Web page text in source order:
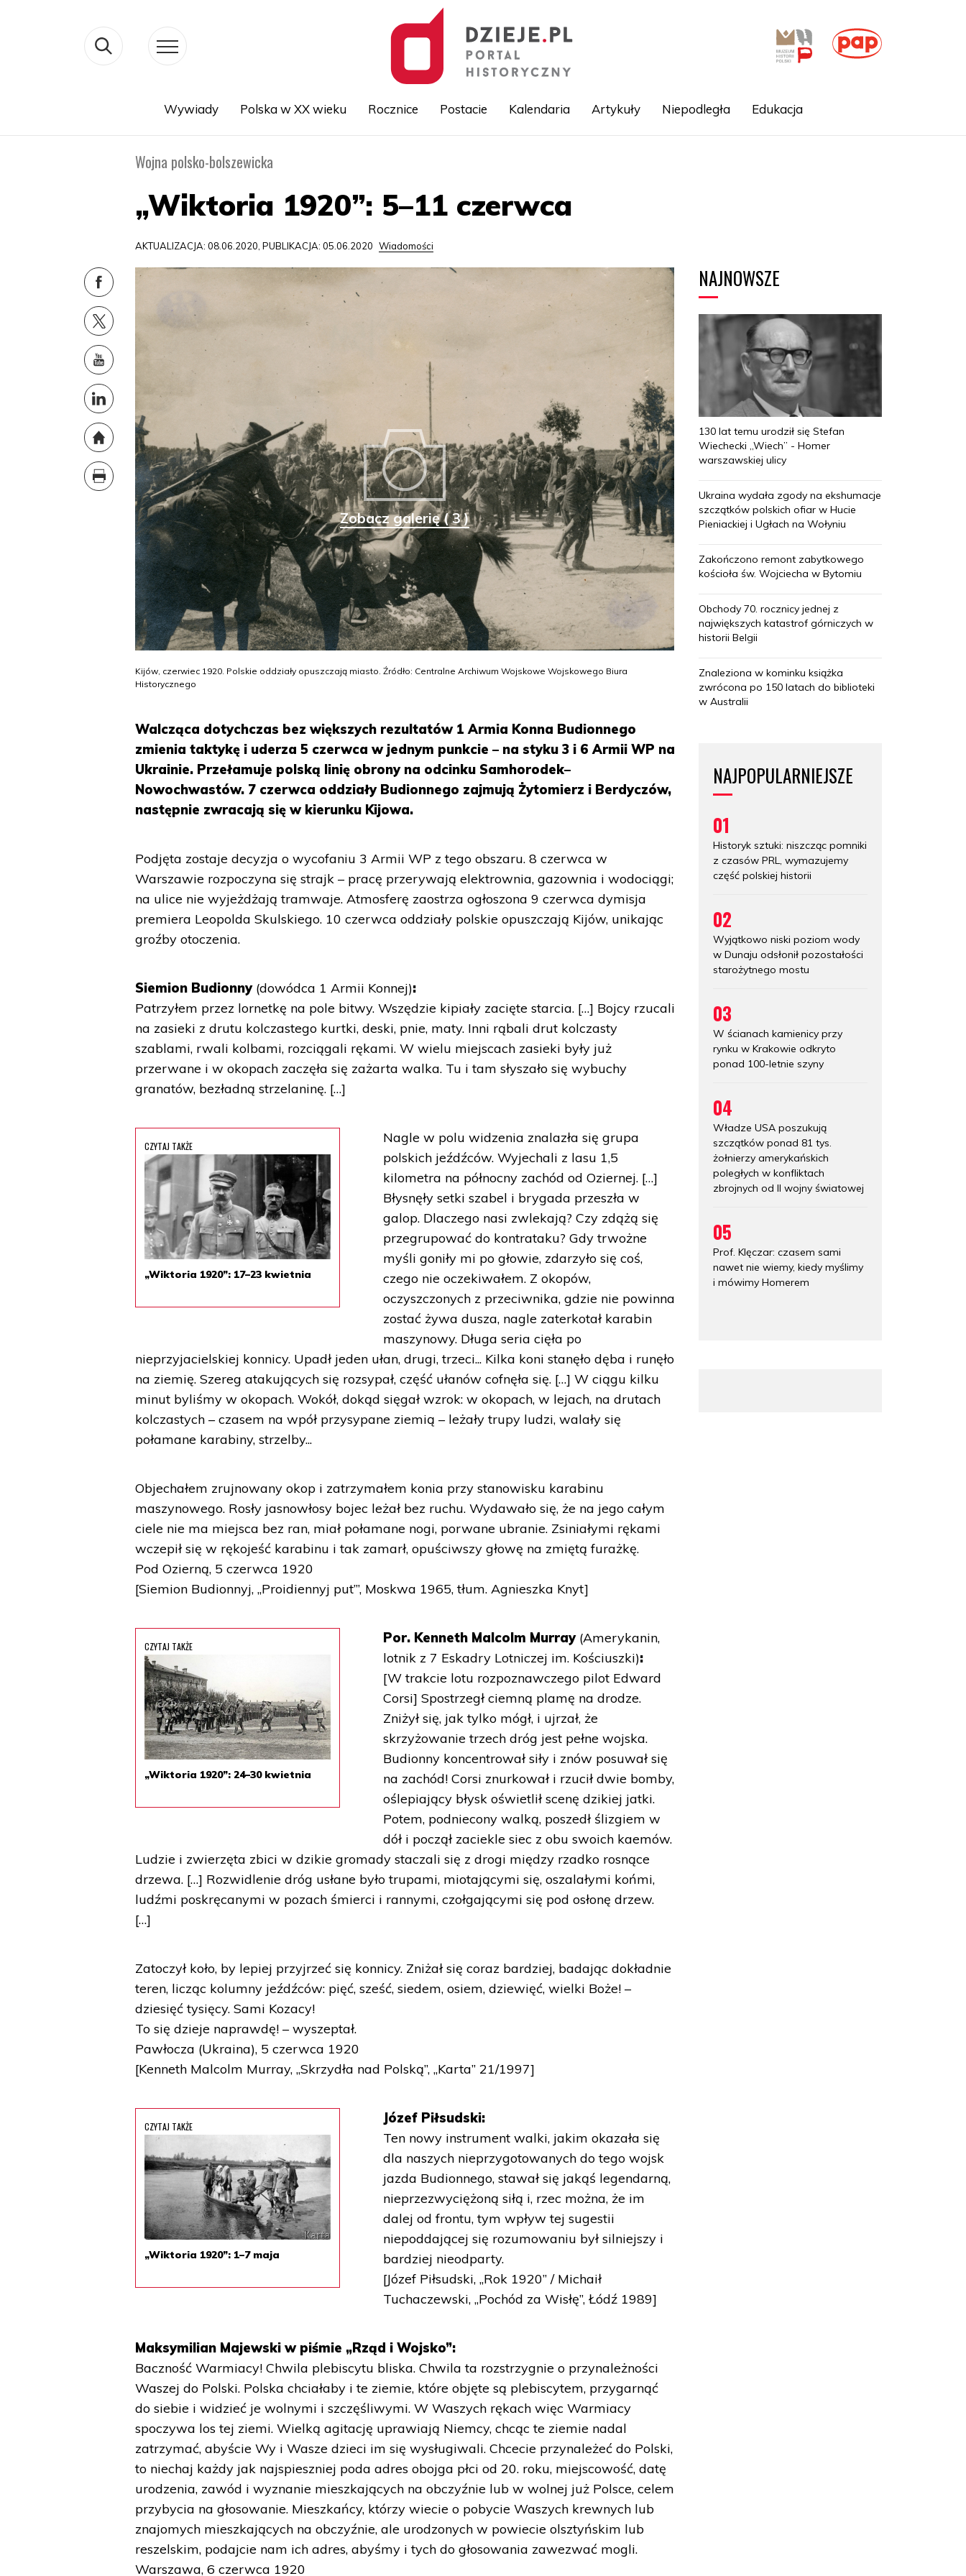
Wywiady Polska w XX wieku Rocznice Postacie Kalendaria Artykuły Niepodległa Edukacja
Wojna polsko-bolszewicka
„Wiktoria 1920”: 5–11 czerwca
AKTUALIZACJA: 08.06.2020, PUBLIKACJA: 05.06.2020 Wiadomości
Zobacz galerię ( 3 )
Kijów, czerwiec 1920. Polskie oddziały opuszczają miasto. Źródło: Centralne Archiwum Wojskowe Wojskowego Biura
Historycznego
Walcząca dotychczas bez większych rezultatów 1 Armia Konna Budionnego
zmienia taktykę i uderza 5 czerwca w jednym punkcie – na styku 3 i 6 Armii WP na
Ukrainie. Przełamuje polską linię obrony na odcinku Samhorodek–
Nowochwastów. 7 czerwca oddziały Budionnego zajmują Żytomierz i Berdyczów,
następnie zwracają się w kierunku Kijowa.
Podjęta zostaje decyzja o wycofaniu 3 Armii WP z tego obszaru. 8 czerwca w
Warszawie rozpoczyna się strajk – pracę przerywają elektrownia, gazownia i wodociągi;
na ulice nie wyjeżdżają tramwaje. Atmosferę zaostrza ogłoszona 9 czerwca dymisja
premiera Leopolda Skulskiego. 10 czerwca oddziały polskie opuszczają Kijów, unikając
groźby otoczenia.
Siemion Budionny(dowódca 1 Armii Konnej):
Patrzyłem przez lornetkę na pole bitwy. Wszędzie kipiały zacięte starcia. […] Bojcy rzucali
na zasieki z drutu kolczastego kurtki, deski, pnie, maty. Inni rąbali drut kolczasty
szablami, rwali kolbami, rozciągali rękami. W wielu miejscach zasieki były już
przerwane i w okopach zaczęła się zażarta walka. Tu i tam słyszało się wybuchy
granatów, bezładną strzelaninę. […]
CZYTAJ TAKŻE
„Wiktoria 1920”: 17–23 kwietnia
Nagle w polu widzenia znalazła się grupa
polskich jeźdźców. Wyjechali z lasu 1,5
kilometra na północny zachód od Oziernej. […]
Błysnęły setki szabel i brygada przeszła w
galop. Dlaczego nasi zwlekają? Czy zdążą się
przegrupować do kontrataku? Gdy trwożne
myśli goniły mi po głowie, zdarzyło się coś,
czego nie oczekiwałem. Z okopów,
oczyszczonych z przeciwnika, gdzie nie powinna
zostać żywa dusza, nagle zaterkotał karabin
maszynowy. Długa seria cięła po
nieprzyjacielskiej konnicy. Upadł jeden ułan, drugi, trzeci... Kilka koni stanęło dęba i runęło
na ziemię. Szereg atakujących się rozsypał, część ułanów cofnęła się. […] W ciągu kilku
minut byliśmy w okopach. Wokół, dokąd sięgał wzrok: w okopach, w lejach, na drutach
kolczastych – czasem na wpół przysypane ziemią – leżały trupy ludzi, walały się
połamane karabiny, strzelby...
Objechałem zrujnowany okop i zatrzymałem konia przy stanowisku karabinu
maszynowego. Rosły jasnowłosy bojec leżał bez ruchu. Wydawało się, że na jego całym
ciele nie ma miejsca bez ran, miał połamane nogi, porwane ubranie. Zsiniałymi rękami
wczepił się w rękojeść karabinu i tak zamarł, opuściwszy głowę na zmiętą furażkę.
Pod Ozierną, 5 czerwca 1920
[Siemion Budionnyj, „Proidiennyj put’”, Moskwa 1965, tłum. Agnieszka Knyt]
CZYTAJ TAKŻE
„Wiktoria 1920”: 24–30 kwietnia
Por. Kenneth Malcolm Murray (Amerykanin,
lotnik z 7 Eskadry Lotniczej im. Kościuszki):
[W trakcie lotu rozpoznawczego pilot Edward
Corsi] Spostrzegł ciemną plamę na drodze.
Zniżył się, jak tylko mógł, i ujrzał, że
skrzyżowanie trzech dróg jest pełne wojska.
Budionny koncentrował siły i znów posuwał się
na zachód! Corsi znurkował i rzucił dwie bomby,
oślepiający błysk oświetlił scenę dzikiej jatki.
Potem, podniecony walką, poszedł ślizgiem w
dół i począł zaciekle siec z obu swoich kaemów.
Ludzie i zwierzęta zbici w dzikie gromady staczali się z drogi między rzadko rosnące
drzewa. […] Rozwidlenie dróg usłane było trupami, miotającymi się, oszalałymi końmi,
ludźmi poskręcanymi w pozach śmierci i rannymi, czołgającymi się pod osłonę drzew.
[…]
Zatoczył koło, by lepiej przyjrzeć się konnicy. Zniżał się coraz bardziej, badając dokładnie
teren, licząc kolumny jeźdźców: pięć, sześć, siedem, osiem, dziewięć, wielki Boże! –
dziesięć tysięcy. Sami Kozacy!
To się dzieje naprawdę! – wyszeptał.
Pawłocza (Ukraina), 5 czerwca 1920
[Kenneth Malcolm Murray, „Skrzydła nad Polską”, „Karta” 21/1997]
CZYTAJ TAKŻE
„Wiktoria 1920”: 1–7 maja
Józef Piłsudski:
Ten nowy instrument walki, jakim okazała się
dla naszych nieprzygotowanych do tego wojsk
jazda Budionnego, stawał się jakąś legendarną,
nieprzezwyciężoną siłą i, rzec można, że im
dalej od frontu, tym wpływ tej sugestii
niepoddającej się rozumowaniu był silniejszy i
bardziej nieodparty.
[Józef Piłsudski, „Rok 1920” / Michaił
Tuchaczewski, „Pochód za Wisłę”, Łódź 1989]
Maksymilian Majewski w piśmie „Rząd i Wojsko”:
Baczność Warmiacy! Chwila plebiscytu bliska. Chwila ta rozstrzygnie o przynależności
Waszej do Polski. Polska chciałaby i te ziemie, które objęte są plebiscytem, przygarnąć
do siebie i widzieć je wolnymi i szczęśliwymi. W Waszych rękach więc Warmiacy
spoczywa los tej ziemi. Wielką agitację uprawiają Niemcy, chcąc te ziemie nadal
zatrzymać, abyście Wy i Wasze dzieci im się wysługiwali. Chcecie przynależeć do Polski,
to niechaj każdy jak najspieszniej poda adres obojga płci od 20. roku, miejscowość, datę
urodzenia, zawód i wyznanie mieszkających na obczyźnie lub w wolnej już Polsce, celem
przybycia na głosowanie. Mieszkańcy, którzy wiecie o pobycie Waszych krewnych lub
znajomych mieszkających na obczyźnie, ale urodzonych w powiecie olsztyńskim lub
reszelskim, podajcie nam ich adres, abyśmy i tych do głosowania zawezwać mogli.
Warszawa, 6 czerwca 1920
NAJNOWSZE
130 lat temu urodził się Stefan
Wiechecki „Wiech” - Homer
warszawskiej ulicy
Ukraina wydała zgody na ekshumacje
szczątków polskich ofiar w Hucie
Pieniackiej i Ugłach na Wołyniu
Zakończono remont zabytkowego
kościoła św. Wojciecha w Bytomiu
Obchody 70. rocznicy jednej z
największych katastrof górniczych w
historii Belgii
Znaleziona w kominku książka
zwrócona po 150 latach do biblioteki
w Australii
NAJPOPULARNIEJSZE
01
Historyk sztuki: niszcząc pomniki
z czasów PRL, wymazujemy
część polskiej historii
02
Wyjątkowo niski poziom wody
w Dunaju odsłonił pozostałości
starożytnego mostu
03
W ścianach kamienicy przy
rynku w Krakowie odkryto
ponad 100-letnie szyny
04
Władze USA poszukują
szczątków ponad 81 tys.
żołnierzy amerykańskich
poległych w konfliktach
zbrojnych od II wojny światowej
05
Prof. Klęczar: czasem sami
nawet nie wiemy, kiedy myślimy
i mówimy Homerem